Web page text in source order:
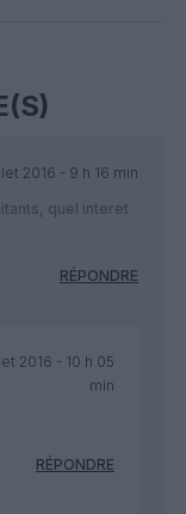
2016 - 9 h 16 min
quel interet
RÉPONDRE
2016 - 10 h 05
min
RÉPONDRE